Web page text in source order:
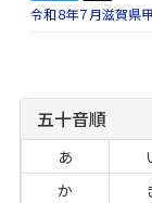
令和８年７月滋賀県
五十音順
あ
か